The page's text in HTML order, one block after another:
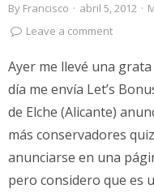
By Francisco · abril 5, 2012 ·
Leave a comment
Ayer me llevé una
día me envía Let’s
de Elche (Alicante)
más conservadores
anunciarse en una
pero considero que es